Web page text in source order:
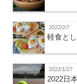
2022/2/7
軽食と
2022/1/27
2022日